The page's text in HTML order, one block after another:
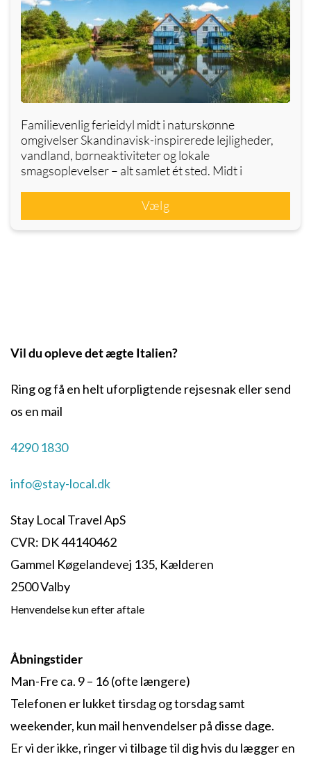
Familievenlig ferieidyl midt i naturskønne
omgivelser Skandinavisk-inspirerede lejligheder,
vandland, børneaktiviteter og lokale
smagsoplevelser – alt samlet ét sted. Midt i
Vælg
Vil du opleve det ægte Italien?
Ring og få en helt uforpligtende rejsesnak eller send
os en mail
4290 1830
info@stay-local.dk
Stay Local Travel ApS
CVR: DK 44140462
Gammel Køgelandevej 135, Kælderen
2500 Valby
Henvendelse kun efter aftale
Åbningstider
Man-Fre ca. 9 – 16 (ofte længere)
Telefonen er lukket tirsdag og torsdag samt
weekender, kun mail henvendelser på disse dage.
Er vi der ikke, ringer vi tilbage til dig hvis du lægger en